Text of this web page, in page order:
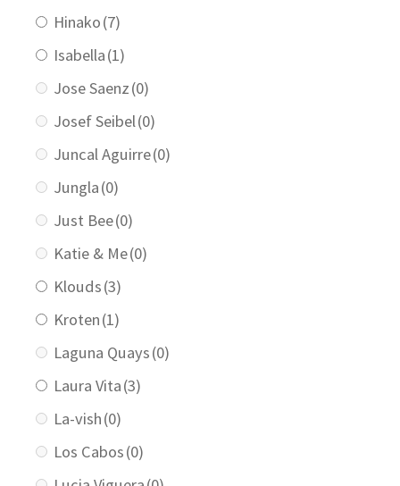
Hinako(7)
Isabella(1)
Jose Saenz(0)
Josef Seibel(0)
Juncal Aguirre(0)
Jungla(0)
Just Bee(0)
Katie & Me(0)
Klouds(3)
Kroten(1)
Laguna Quays(0)
Laura Vita(3)
La-vish(0)
Los Cabos(0)